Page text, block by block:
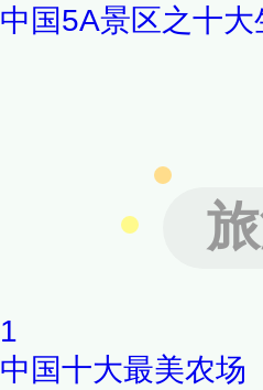
中国5A景区之十
1
中国十大最美农场